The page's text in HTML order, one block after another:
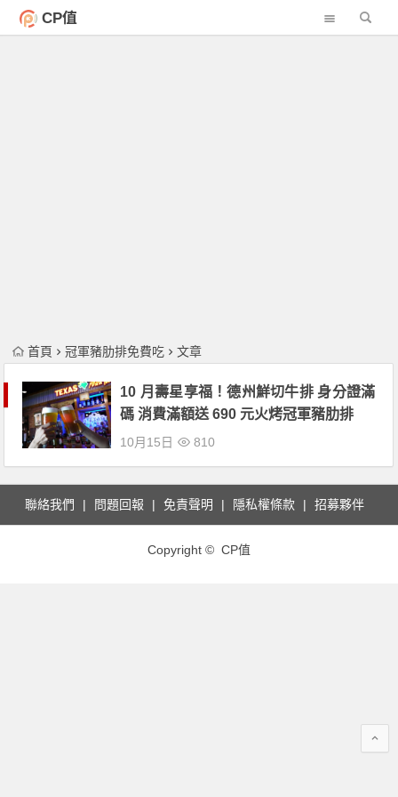
CP值
首頁 冠軍豬肋排免費吃 文章
10 月壽星享福！德州鮮切牛排 身分證滿
碼 消費滿額送 690 元火烤冠軍豬肋排
10月15日 810
聯絡我們 問題回報 免責聲明 隱私權條款 招募夥伴
Copyright © CP值